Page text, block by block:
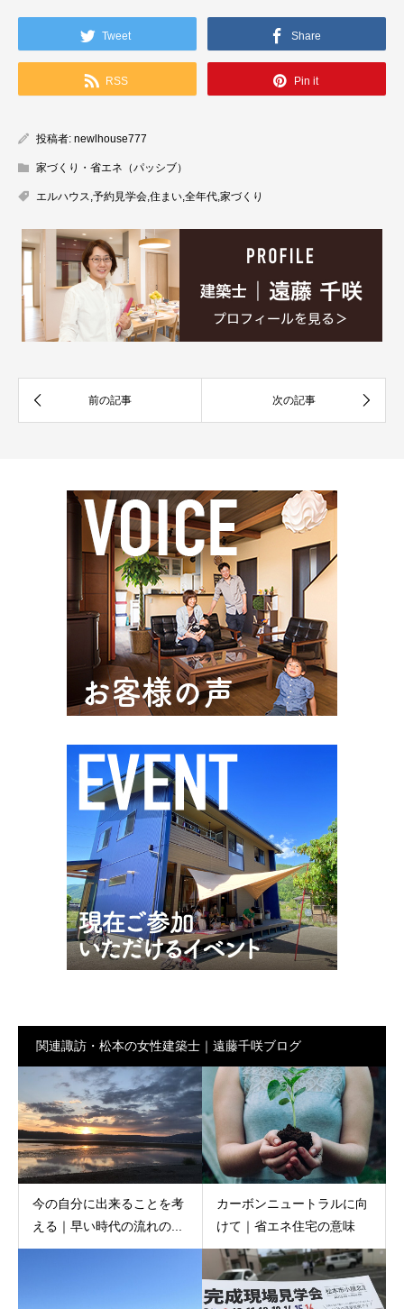
Tweet Share
RSS Pin it
投稿者: newlhouse777
家づくり・省エネ（パッシブ）
エルハウス,予約見学会,住まい,全年代,家づくり
関連諏訪・松本の女性建築士｜遠藤千咲ブログ
今の自分に出来ることを考
える｜早い時代の流れの...
カーボンニュートラルに向
けて｜省エネ住宅の意味